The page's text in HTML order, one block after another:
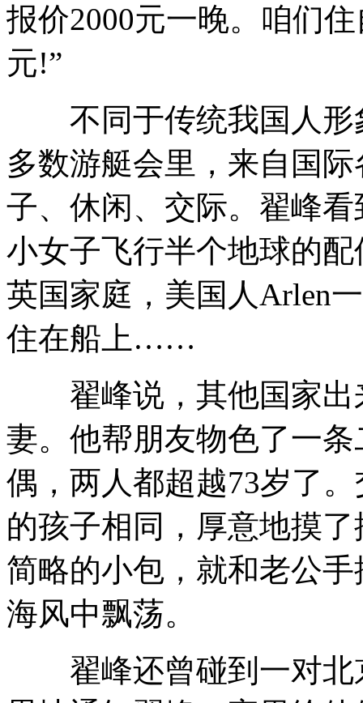
报价2000元一晚。咱们
元!”
不同于传统我国人形
多数游艇会里，来自国
子、休闲、交际。翟峰
小女子飞行半个地球的
英国家庭，美国人Arlen
住在船上……
翟峰说，其他国家出
妻。他帮朋友物色了一
偶，两人都超越73岁了
的孩子相同，厚意地摸
简略的小包，就和老公
海风中飘荡。
翟峰还曾碰到一对北